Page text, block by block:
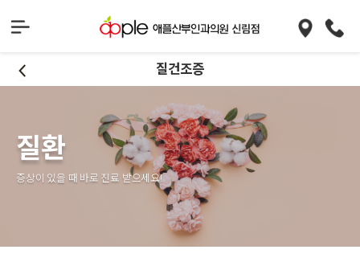
질건조증
질환
증상이 있을 때 바로 진료 받으세요!